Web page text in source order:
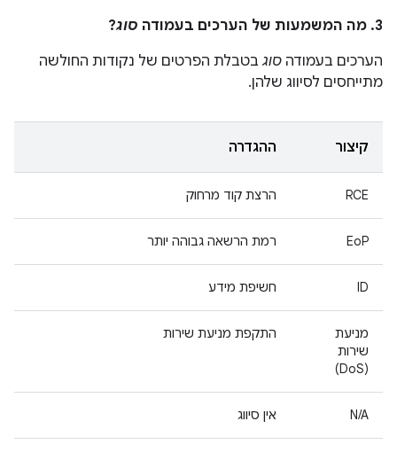
3. מה המשמעות של הערכים בעמודה
סוג?
הערכים בעמודה סוג בטבלת הפרטים של נקודות החולשה
מתייחסים לסיווג שלהן.
קיצור ההגדרה
RCE הרצת קוד מרחוק
EoP רמת הרשאה גבוהה יותר
ID חשיפת מידע
מניעת
שירות
(DoS)
התקפת מניעת שירות
N/A אין סיווג